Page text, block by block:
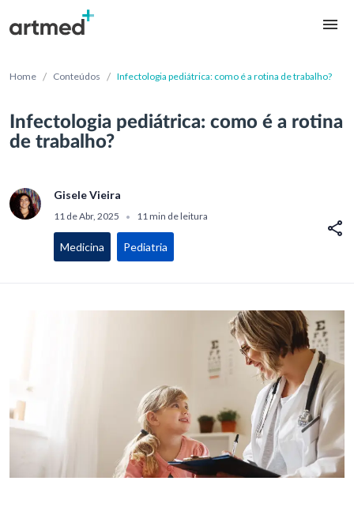
Home / Conteúdos / Infectologia pediátrica: como é a rotina de trabalho?
Infectologia pediátrica: como é a rotina
de trabalho?
Gisele Vieira
11 de Abr, 2025 • 11 min de leitura
Medicina Pediatria